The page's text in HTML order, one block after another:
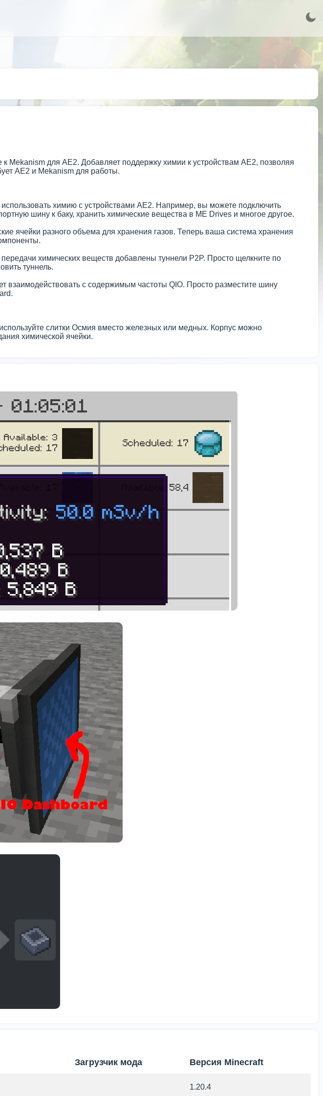
Mekanism для AE2. Добавляет поддержку химии к устройствам AE2, позволяя
AE2 и Mekanism для работы.
химию с устройствами AE2. Например, вы можете подключить
шину к баку, хранить химические вещества в ME Drives и многое другое.
ячейки разного объема для хранения газов. Теперь ваша система хранения
химических веществ добавлены туннели P2P. Просто щелкните по
туннель.
взаимодействовать с содержимым частоты QIO. Просто разместите шину
слитки Осмия вместо железных или медных. Корпус можно
химической ячейки.
Загрузчик мода Версия Minecraft
1.20.4